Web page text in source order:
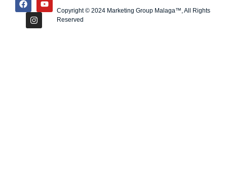
Copyright © 2024 Marketing Group Malaga™, All Rights
Reserved